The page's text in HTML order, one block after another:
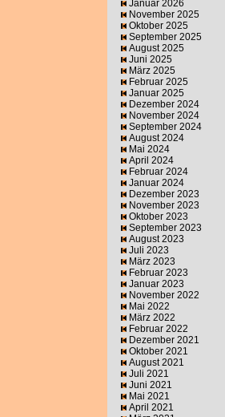
Januar 2026
November 2025
Oktober 2025
September 2025
August 2025
Juni 2025
März 2025
Februar 2025
Januar 2025
Dezember 2024
November 2024
September 2024
August 2024
Mai 2024
April 2024
Februar 2024
Januar 2024
Dezember 2023
November 2023
Oktober 2023
September 2023
August 2023
Juli 2023
März 2023
Februar 2023
Januar 2023
November 2022
Mai 2022
März 2022
Februar 2022
Dezember 2021
Oktober 2021
August 2021
Juli 2021
Juni 2021
Mai 2021
April 2021